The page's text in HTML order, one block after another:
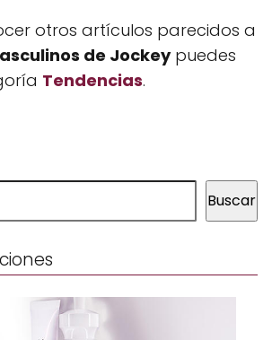
otros artículos parecidos a
de Jockeypuedes
Tendencias.
Buscar